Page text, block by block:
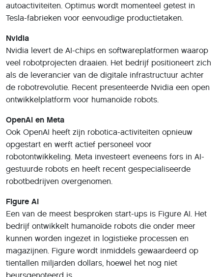
autoactiviteiten. Optimus wordt momenteel getest in
Tesla-fabrieken voor eenvoudige productietaken.
Nvidia
Nvidia levert de AI-chips en softwareplatformen waarop
veel robotprojecten draaien. Het bedrijf positioneert zich
als de leverancier van de digitale infrastructuur achter
de robotrevolutie. Recent presenteerde Nvidia een open
ontwikkelplatform voor humanoïde robots.
OpenAI en Meta
Ook OpenAI heeft zijn robotica-activiteiten opnieuw
opgestart en werft actief personeel voor
robotontwikkeling. Meta investeert eveneens fors in AI-
gestuurde robots en heeft recent gespecialiseerde
robotbedrijven overgenomen.
Figure AI
Een van de meest besproken start-ups is Figure AI. Het
bedrijf ontwikkelt humanoïde robots die onder meer
kunnen worden ingezet in logistieke processen en
magazijnen. Figure wordt inmiddels gewaardeerd op
tientallen miljarden dollars, hoewel het nog niet